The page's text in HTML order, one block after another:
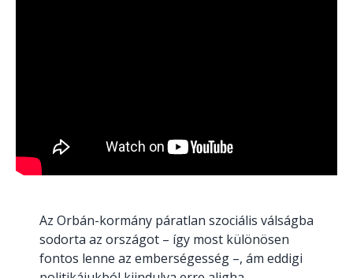
Az Orbán-kormány páratlan szociális válságba
sodorta az országot – így most különösen
fontos lenne az emberségesség –, ám eddigi